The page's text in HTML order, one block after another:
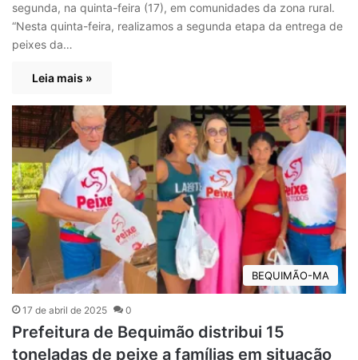
segunda, na quinta-feira (17), em comunidades da zona rural.
“Nesta quinta-feira, realizamos a segunda etapa da entrega de
peixes da…
Leia mais »
BEQUIMÃO-MA
17 de abril de 2025 0
Prefeitura de Bequimão distribui 15
toneladas de peixe a famílias em situação